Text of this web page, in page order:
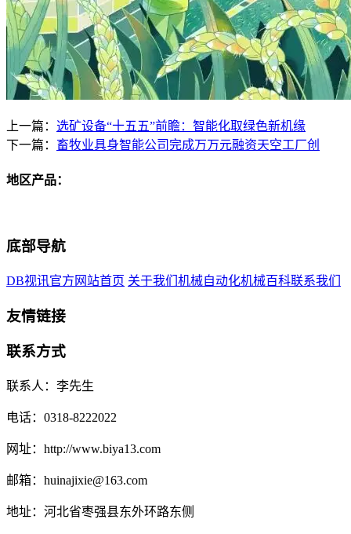
上一篇： 选矿设备“十五五”前瞻：智能化取绿色新机缘
下一篇： 畜牧业具身智能公司完成万万元融资天空工厂创
地区产品：
底部导航
DB视讯官方网站首页 关于我们 机械自动化机械百科联系我们
友情链接
联系方式
联系人：李先生
电话：0318-8222022
网址：http://www.biya13.com
邮箱：huinajixie@163.com
地址：河北省枣强县东外环路东侧